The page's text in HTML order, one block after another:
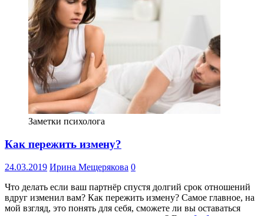
Заметки психолога
Как пережить измену?
24.03.2019 Ирина Мещерякова 0
Что делать если ваш партнёр спустя долгий срок отношений
вдруг изменил вам? Как пережить измену? Самое главное, на
мой взгляд, это понять для себя, сможете ли вы оставаться